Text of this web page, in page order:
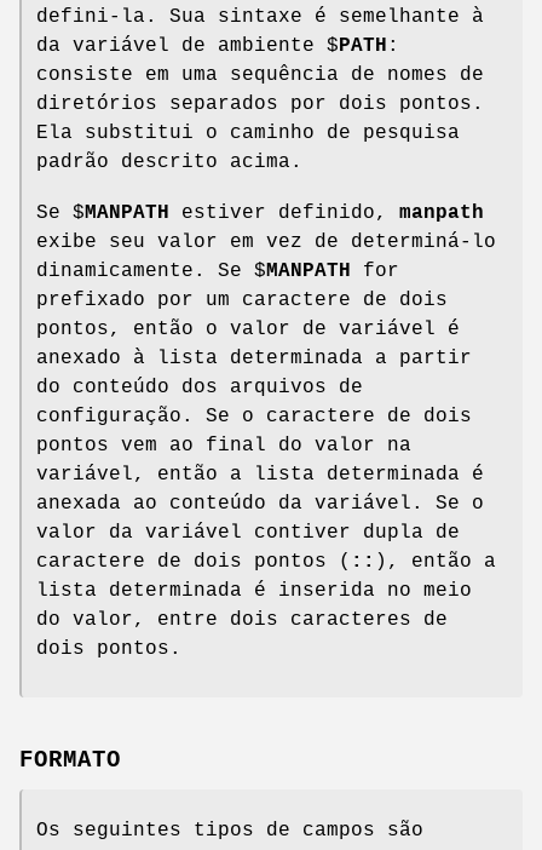
defini-la. Sua sintaxe é semelhante à
da variável de ambiente $ PATH :
consiste em uma sequência de nomes de
diretórios separados por dois pontos.
Ela substitui o caminho de pesquisa
padrão descrito acima.
Se $MANPATH estiver definido, manpath
exibe seu valor em vez de determiná-lo
dinamicamente. Se $MANPATH
for
prefixado por um caractere de dois
pontos, então o valor de variável é
anexado à lista determinada a partir
do conteúdo dos arquivos de
configuração. Se o caractere de dois
pontos vem ao final do valor na
variável, então a lista determinada é
anexada ao conteúdo da variável. Se o
valor da variável contiver dupla de
caractere de dois pontos ( :: ), então a
lista determinada é inserida no meio
do valor, entre dois caracteres de
dois pontos.
FORMATO
Os seguintes tipos de campos são